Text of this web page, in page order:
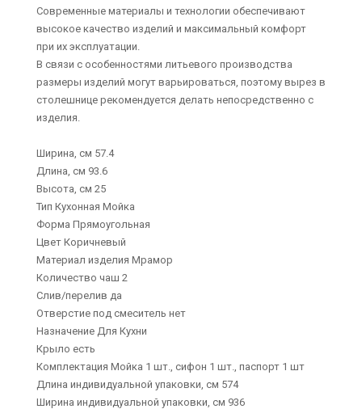
Современные материалы и технологии обеспечивают
высокое качество изделий и максимальный комфорт
при их эксплуатации.
В связи с особенностями литьевого производства
размеры изделий могут варьироваться, поэтому вырез в
столешнице рекомендуется делать непосредственно с
изделия.
Ширина, см 57.4
Длина, см 93.6
Высота, см 25
Тип Кухонная Мойка
Форма Прямоугольная
Цвет Коричневый
Материал изделия Мрамор
Количество чаш 2
Слив/перелив да
Отверстие под смеситель нет
Назначение Для Кухни
Крыло есть
Комплектация Мойка 1 шт., сифон 1 шт., паспорт 1 шт
Длина индивидуальной упаковки, см 574
Ширина индивидуальной упаковки, см 936